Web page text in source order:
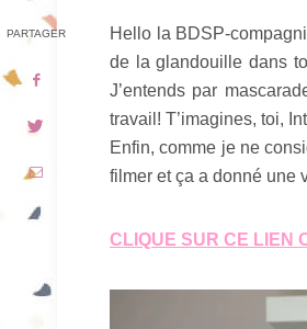
Hello la BDSP-
de la glandouille dans
J’entends par
travail! T’imagines, toi,
Enfin, comme je ne
filmer et ça a donné une
CLIQUE SUR CE LIEN
PARTAGER